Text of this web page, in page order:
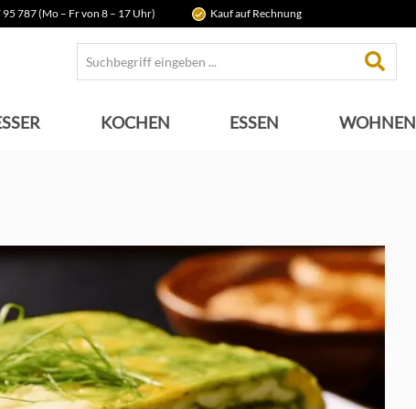
787 (Mo – Fr von 8 – 17 Uhr) Kauf auf Rechnung
KOCHEN ESSEN WOHNEN